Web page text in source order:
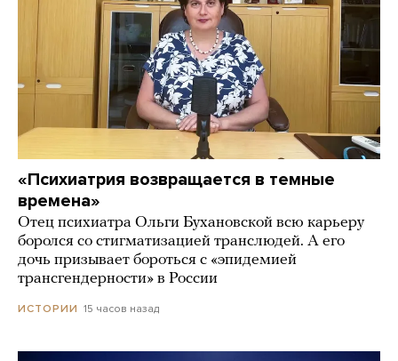
«Психиатрия возвращается в темные
времена»
Отец психиатра Ольги Бухановской всю карьеру
боролся со стигматизацией транслюдей. А его
дочь призывает бороться с «эпидемией
трансгендерности» в России
ИСТОРИИ 15 часов назад